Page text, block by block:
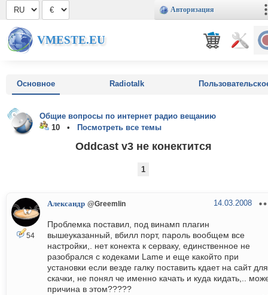
Авторизация
VMESTE.EU
Основное Radiotalk
Общие вопросы по интернет радио вещанию
10 •
Посмотреть все темы
Oddcast v3 не конектится
1
54
Александр @Greemlin 14.03.2008
Проблемка поставил, под винамп плагин
вышеуказанный, вбилл порт, пароль вообщем все
настройки,. нет конекта к серваку, единственное не
разобрался с кодеками Lame и еще какойто при
установки если везде галку поставить кдает на сайт для
скачки, не понял че именно качать и куда кидать,..
причина в этом?????